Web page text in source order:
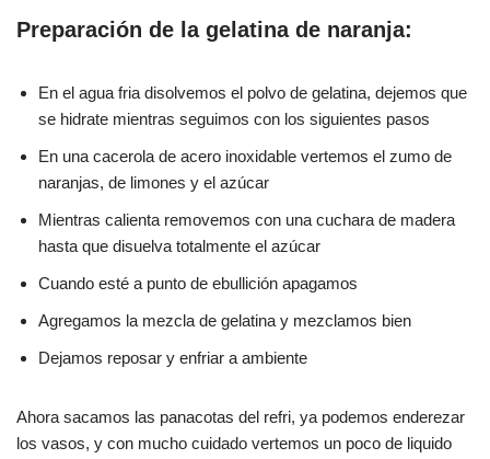
Preparación de la gelatina de naranja:
En el agua fria disolvemos el polvo de gelatina, dejemos que
se hidrate mientras seguimos con los siguientes pasos
En una cacerola de acero inoxidable vertemos el zumo de
naranjas, de limones y el azúcar
Mientras calienta removemos con una cuchara de madera
hasta que disuelva totalmente el azúcar
Cuando esté a punto de ebullición apagamos
Agregamos la mezcla de gelatina y mezclamos bien
Dejamos reposar y enfriar a ambiente
Ahora sacamos las panacotas del refri, ya podemos enderezar
los vasos, y con mucho cuidado vertemos un poco de liquido